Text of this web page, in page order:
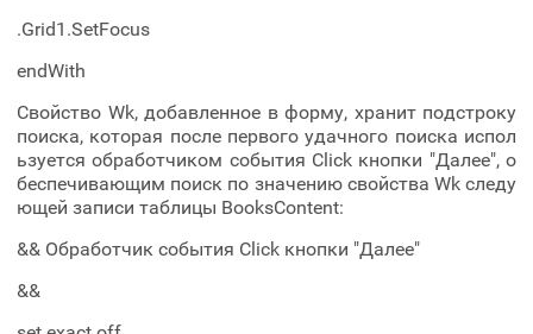
.Grid1.SetFocus
endWith
Свойство Wk, добавленное в форму, хранит подстроку
поиска, которая после первого удачного поиска испол
ьзуется обработчиком события Click кнопки "Далее", о
беспечивающим поиск по значению свойства Wk следу
ющей записи таблицы BooksContent:
&& Обработчик события Click кнопки "Далее"
&&